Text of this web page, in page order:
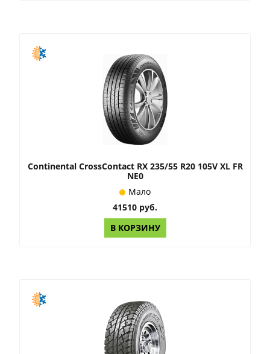
Continental CrossContact RX 235/55 R20 105V XL FR
NE0
Мало
41510 руб.
В КОРЗИНУ